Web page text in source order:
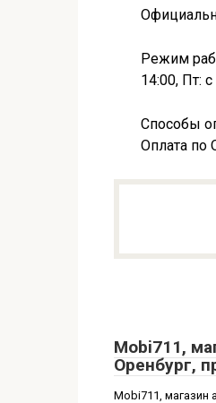
Режим
14:00, Пт:
Способы
Оплата по
Mobi711,
Оренбург,
Mobi711, магазин